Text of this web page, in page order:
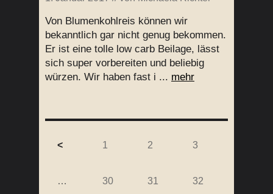
Von Blumenkohlreis können wir
bekanntlich gar nicht genug bekommen.
Er ist eine tolle low carb Beilage, lässt
sich super vorbereiten und beliebig
würzen. Wir haben fast i ... mehr
< 1 2 3
… 30 31 32